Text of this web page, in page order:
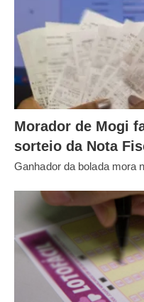
Morador de Mogi
sorteio da Nota
Ganhador da bolada mora